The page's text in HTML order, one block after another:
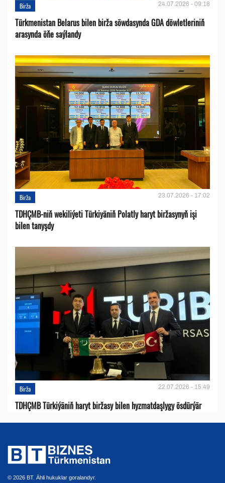
Birža 24.07.2026 - 09:18
Türkmenistan Belarus bilen birža söwdasynda GDA döwletleriniň
arasynda öňe saýlandy
Birža 23.07.2026 - 17:02
TDHÇMB-niň wekiliýeti Türkiyäniň Polatly haryt biržasynyň işi
bilen tanyşdy
Birža 22.07.2026 - 15:49
TDHÇMB Türkiýäniň haryt biržasy bilen hyzmatdaşlygy ösdürýär
© 2026 BT. Ähli hukuklar goralandyr.